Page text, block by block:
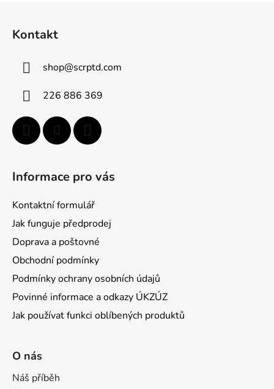
Kontakt
shop@scrptd.com
226 886 369
Informace pro vás
Kontaktní formulář
Jak funguje předprodej
Doprava a poštovné
Obchodní podmínky
Podmínky ochrany osobních údajů
Povinné informace a odkazy ÚKZÚZ
Jak používat funkci oblíbených produktů
O nás
Náš příběh